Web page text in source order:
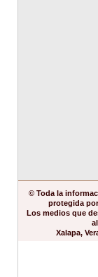
© Toda la
protegida
Los medios que
Xalapa,